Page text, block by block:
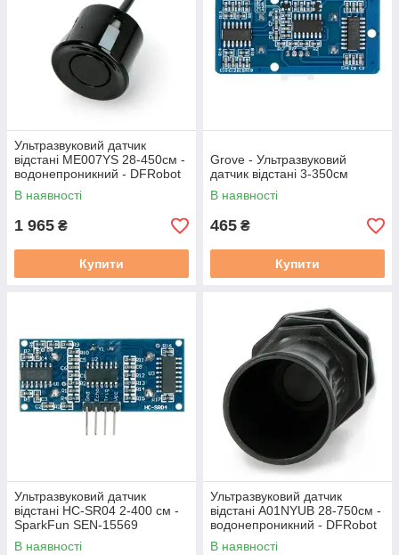
Ультразвуковий датчик
відстані ME007YS 28-450см -
водонепроникний - DFRobot
SEN0312
В наявності
1 965 ₴
Купити
Grove - Ультразвуковий
датчик відстані 3-350см
В наявності
465 ₴
Купити
Ультразвуковий датчик
відстані HC-SR04 2-400 см -
SparkFun SEN-15569
В наявності
Ультразвуковий датчик
відстані A01NYUB 28-750см -
водонепроникний - DFRobot
SEN0313
В наявності